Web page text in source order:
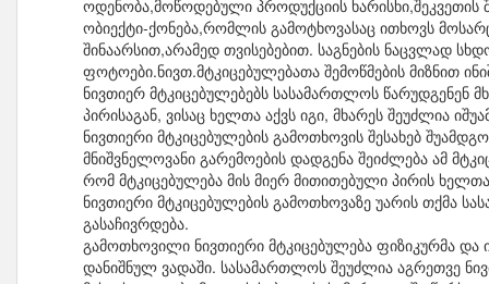
ოდენობა,მოწოდებული პროდუქციის ხარისხი,შეკვეთის
ობიექტი-ქონება,რომლის გამოტხოვასაც ითხოვს
შინაარსით,არამედ თვისებებით. საგნების ნაცვლად
ფოტოები.ნივთ.მტკიცებულებათა შემოწმების მიზნით
ნივთიერ მტკიცებულებებს სასამართლოს წარუდგენენ
პირისაგან, ვისაც ხელთა აქვს იგი, მხარეს შეუძლია
ნივთიერი მტკიცებულების გამოთხოვის შესახებ
მნიშვნელოვანი გარემოების დადგენა შეიძლება ამ
რომ მტკიცებულება მის მიერ მითითებული პირის
ნივთიერი მტკიცებულების გამოთხოვაზე უარის თქმა
გასაჩივრდება.
გამოთხოვილი ნივთიერი მტკიცებულება ფიზიკურმა
დანიშნულ ვადაში. სასამართლოს შეუძლია აგრეთვე